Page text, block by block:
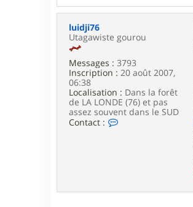
luidji76
Utagawiste gourou
Messages : 3793
Inscription : 20 août 2007,
06:38
Localisation : Dans la forêt
de LA LONDE (76) et pas
assez souvent dans le SUD
Contact :
e